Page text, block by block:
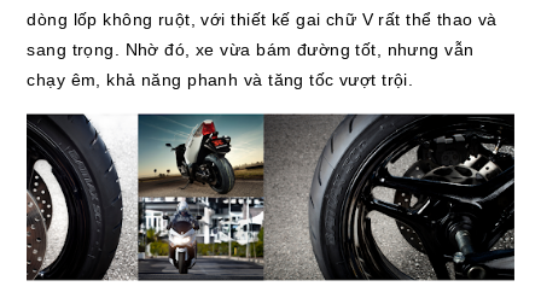
dòng lốp không ruột, với thiết kế gai chữ V rất thể thao và
sang trọng. Nhờ đó, xe vừa bám đường tốt, nhưng vẫn
chạy êm, khả năng phanh và tăng tốc vượt trội.